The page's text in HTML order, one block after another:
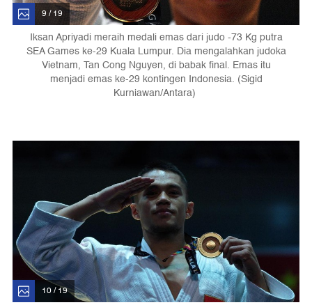
9 / 19
Iksan Apriyadi meraih medali emas dari judo -73 Kg putra
SEA Games ke-29 Kuala Lumpur. Dia mengalahkan judoka
Vietnam, Tan Cong Nguyen, di babak final. Emas itu
menjadi emas ke-29 kontingen Indonesia. (Sigid
Kurniawan/Antara)
10 / 19